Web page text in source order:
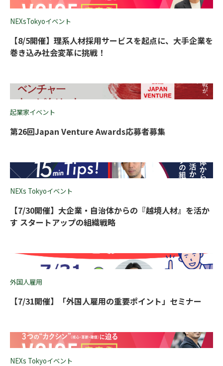
NEXsTokyoイベント
【8/5開催】理系人材採用サービスを起点に、大手企業を
巻き込み社会変革に挑戦！
起業家イベント
第26回Japan Venture Awards応募者募集
NEXs Tokyoイベント
【7/30開催】大企業・自治体からの『越境人材』を活か
す スタートアップの組織戦略
外国人雇用
【7/31開催】「外国人雇用の重要ポイント」セミナー
NEXs Tokyoイベント